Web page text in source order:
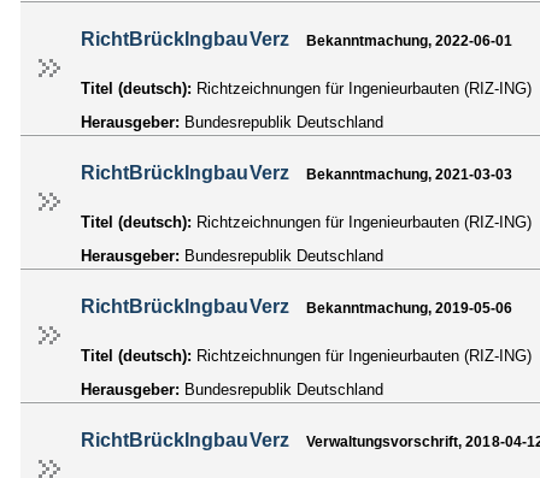
RichtBrückIngbauVerz Bekanntmachung, 2022-06-01
Titel (deutsch): Richtzeichnungen für Ingenieurbauten (RIZ-ING)
Herausgeber: Bundesrepublik Deutschland
RichtBrückIngbauVerz Bekanntmachung, 2021-03-03
Titel (deutsch): Richtzeichnungen für Ingenieurbauten (RIZ-ING)
Herausgeber: Bundesrepublik Deutschland
RichtBrückIngbauVerz Bekanntmachung, 2019-05-06
Titel (deutsch): Richtzeichnungen für Ingenieurbauten (RIZ-ING)
Herausgeber: Bundesrepublik Deutschland
RichtBrückIngbauVerz Verwaltungsvorschrift, 2018-04-